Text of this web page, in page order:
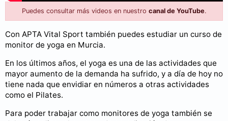
Puedes consultar más videos en nuestro canal de YouTube.
Con APTA Vital Sport también puedes estudiar un curso de
monitor de yoga en Murcia.
En los últimos años, el yoga es una de las actividades que
mayor aumento de la demanda ha sufrido, y a día de hoy no
tiene nada que envidiar en números a otras actividades
como el Pilates.
Para poder trabajar como monitores de yoga también se